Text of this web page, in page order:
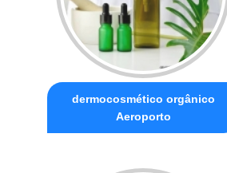
dermocosmético orgânico
Aeroporto